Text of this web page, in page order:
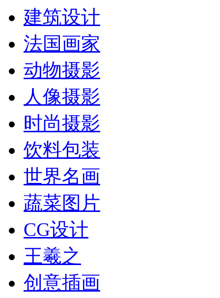
建筑设计
法国画家
动物摄影
人像摄影
时尚摄影
饮料包装
世界名画
蔬菜图片
CG设计
王羲之
创意插画